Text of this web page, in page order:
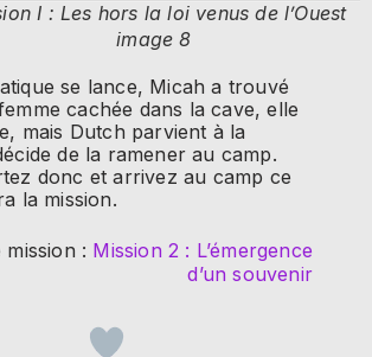
I : Les hors la loi venus de l’Ouest
image 8
se lance, Micah a trouvé
cachée dans la cave, elle
mais Dutch parvient à la
de la ramener au camp.
donc et arrivez au camp ce
la mission.
: Mission 2 : L’émergence
d’un souvenir